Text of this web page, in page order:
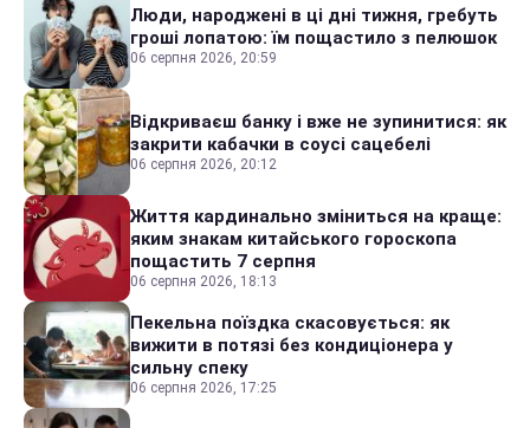
Люди, народжені в ці дні тижня, гребуть
гроші лопатою: їм пощастило з пелюшок
06 серпня 2026, 20:59
Відкриваєш банку і вже не зупинитися: як
закрити кабачки в соусі сацебелі
06 серпня 2026, 20:12
Життя кардинально зміниться на краще:
яким знакам китайського гороскопа
пощастить 7 серпня
06 серпня 2026, 18:13
Пекельна поїздка скасовується: як
вижити в потязі без кондиціонера у
сильну спеку
06 серпня 2026, 17:25